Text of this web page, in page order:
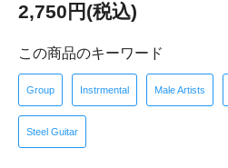
2,750円(税込)
この商品のキーワード
Group Instrmental Male Artists
Steel Guitar